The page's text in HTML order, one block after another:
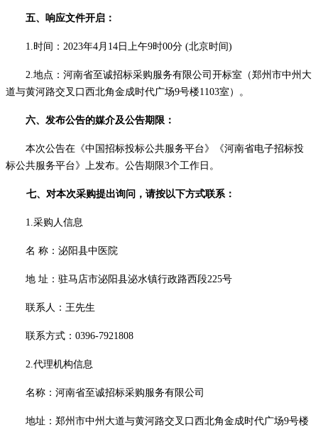
五、 响应文件开启 ：
1.时间： 2023年4月14日上午9时00分 (北京时间)
2.地点：河南省至诚招标采购服务有限公司开标室（郑州市中州大
道与黄河路交叉口西北角金成时代广场9号楼1103室）。
六、发布公告的媒介及公告期限：
本次公告在《中国招标投标公共服务平台》《河南省电子招标投
标公共服务平台》上发布。公告期限3个工作日。
七、对本次采购提出询问，请按以下方式联系：
1.采购人信息
名 称： 泌阳县中医院
地 址： 驻马店市泌阳县泌水镇行政路西段225号
联系人： 王先生
联系方式： 0396-7921808
2.代理机构信息
名称：河南省至诚招标采购服务有限公司
地址：郑州市中州大道与黄河路交叉口西北角金成时代广场9号楼